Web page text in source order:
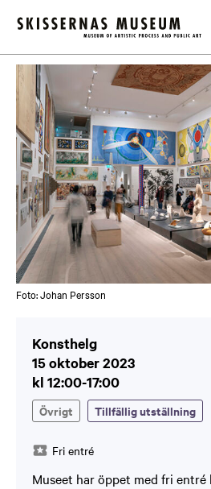
Kalender / Konsthelg
Foto: Johan Persson
Konsthelg
15 oktober 2023
kl 12:00-17:00
Övrigt Tillfällig utställning
Fri entré
Museet har öppet med fri entré